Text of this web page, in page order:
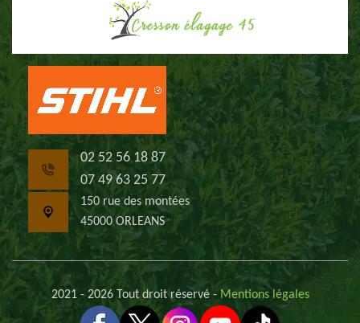
02 52 56 18 87
07 49 63 25 77
150 rue des montées
45000 ORLEANS
2021 - 2026 Tout droit réservé - Mentions légales